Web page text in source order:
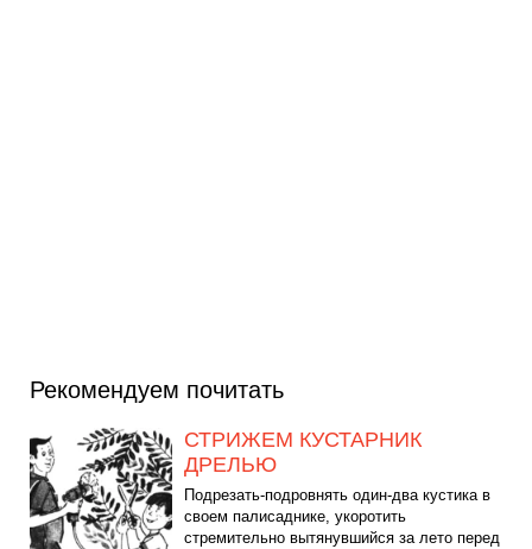
Рекомендуем почитать
СТРИЖЕМ КУСТАРНИК
ДРЕЛЬЮ
Подрезать-подровнять один-два кустика в
своем палисаднике, укоротить
стремительно вытянувшийся за лето перед